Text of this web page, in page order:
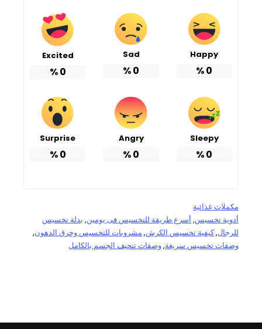
Happy
0
%
Sad
0
%
Excited
0
%
Sleepy
0
%
Angry
0
%
Surprise
0
%
مكملات غذائية
أدوية تخسيس, أسرع طريقة للتخسيس فى يومين, بدلة تخسيس
للرجال, كيفية تخسيس الكرش, مشروبات للتخسيس وحرق الدهون,
وصفات تخسيس سريعة, وصفات تنحيف الجسم بالكامل